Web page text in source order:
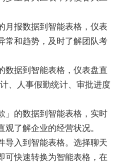
报数据到智能表格，仪表
常和趋势，及时了解团队考
据到智能表格，仪表盘直
、人事假勤统计、审批进度
的数据到智能表格，实时
了解企业的经营状况。
入到智能表格。选择聊天
可快速转换为智能表格，在